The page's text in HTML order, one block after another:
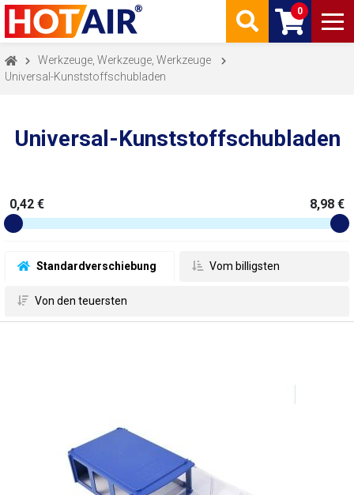
0
Werkzeuge, Werkzeuge, Werkzeuge
Universal-Kunststoffschubladen
Universal-Kunststoffschubladen
Standardverschiebung Vom billigsten
Von den teuersten
0,42 € 8,98 €